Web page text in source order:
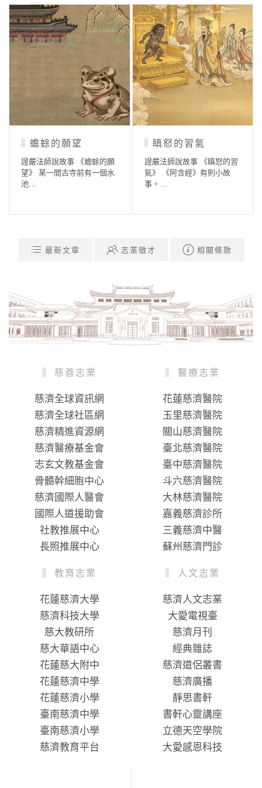
蟾蜍的願望
證嚴法師說故事 《蟾蜍的願
望》 某一間古寺前有一個水
池…
瞋怒的習氣
證嚴法師說故事 《瞋怒的習
氣》 《阿含經》有則小故
事。…
最新文章 志業徵才 相關條款
慈善志業
慈濟全球資訊網
慈濟全球社區網
慈濟精進資源網
慈濟醫療基金會
志玄文教基金會
骨髓幹細胞中心
慈濟國際人醫會
國際人道援助會
社教推展中心
長照推展中心
醫療志業
花蓮慈濟醫院
玉里慈濟醫院
關山慈濟醫院
臺北慈濟醫院
臺中慈濟醫院
斗六慈濟醫院
大林慈濟醫院
嘉義慈濟診所
三義慈濟中醫
蘇州慈濟門診
教育志業
花蓮慈濟大學
慈濟科技大學
慈大教研所
慈大華語中心
花蓮慈大附中
花蓮慈濟中學
花蓮慈濟小學
臺南慈濟中學
臺南慈濟小學
慈濟教育平台
人文志業
慈濟人文志業
大愛電視臺
慈濟月刊
經典雜誌
慈濟道侶叢書
慈濟廣播
靜思書軒
書軒心靈講座
立德天空學院
大愛感恩科技